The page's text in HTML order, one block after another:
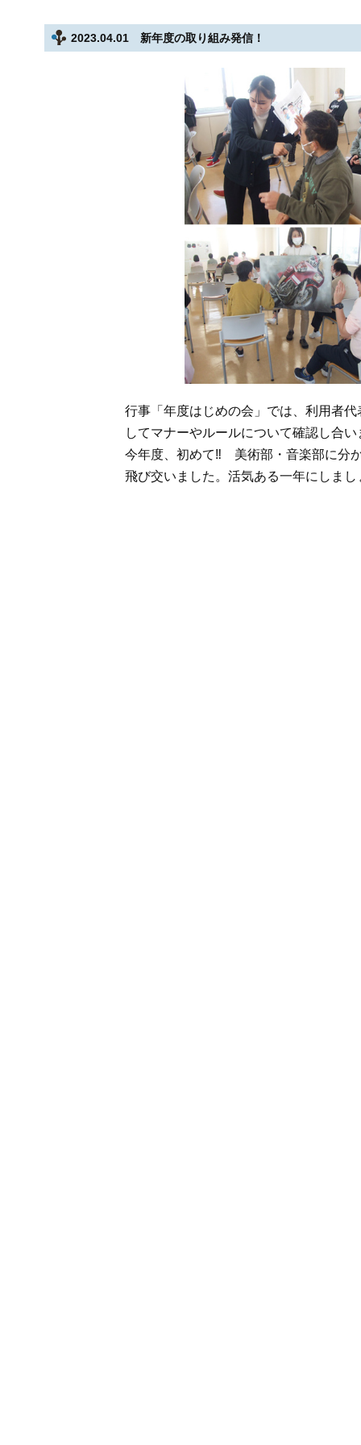
2023.04.01 新年度の取り組み発信！
行事「年度はじめの会」では、利用者
してマナーやルールについて確認し合い
今年度、初めて‼ 美術部・音楽部に分
飛び交いました。活気ある一年にしまし